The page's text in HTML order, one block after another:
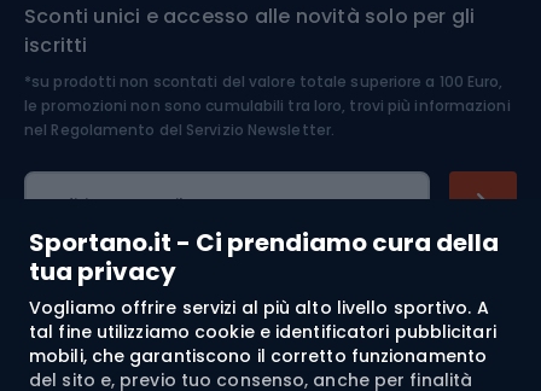
Sportano.it - Ci prendiamo cura della
tua privacy
Vogliamo offrire servizi al più alto livello sportivo. A
tal fine utilizziamo cookie e identificatori pubblicitari
mobili, che garantiscono il corretto funzionamento
del sito e, previo tuo consenso, anche per finalità
Medicina dello sport
Abbigliamento ciclistico
Sconti unici e accesso alle novità solo per gli
iscritti
*su prodotti non scontati del valore totale superiore a 100 Euro,
le promozioni non sono cumulabili tra loro, trovi più informazioni
nel Regolamento del Servizio Newsletter.
Indirizzo e-mail
Acquisti
Servizio clienti